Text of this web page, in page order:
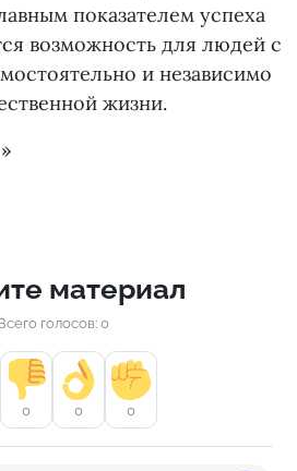
показателем успеха
возможность для людей с
и независимо
жизни.
материал
голосов: 0
0 0 0